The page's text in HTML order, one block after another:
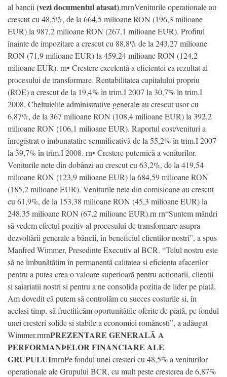
al bancii (vezi documentul atasat).rnrnVeniturile operationale au
crescut cu 48,5%, de la 664,5 milioane RON (196,3 milioane
EUR) la 987,2 milioane RON (267,1 milioane EUR). Profitul
înainte de impozitare a crescut cu 88,8% de la 243,27 milioane
RON (71,9 milioane EUR) la 459,24 milioane RON (124,2
milioane EUR). rn• Crestere excelentã a eficientei ca rezultat al
procesului de transformare. Rentabilitatea capitalului propriu
(ROE) a crescut de la 19,4% în trim.I 2007 la 30,7% în trim.I
2008. Cheltuielile administrative generale au crescut usor cu
6,87%, de la 367 milioane RON (108,4 milioane EUR) la 392,2
milioane RON (106,1 milioane EUR). Raportul cost/venituri a
înregistrat o imbunatatire semnificativã de la 55,2% în trim.I 2007
la 39,7% în trim.I 2008. rn• Crestere puternicã a veniturilor.
Veniturile nete din dobânzi au crescut cu 63,2%, de la 419,54
milioane RON (123,9 milioane EUR) la 684,59 milioane RON
(185,2 milioane EUR). Veniturile nete din comisioane au crescut
cu 61,9%, de la 153,38 milioane RON (45,3 milioane EUR) la
248,35 milioane RON (67,2 milioane EUR).rn rn“Suntem mândri
sã vedem efectul pozitiv al procesului de transformare asupra
dezvoltãrii generale a bãncii, în beneficiul clientilor nostri”, a spus
Manfred Wimmer, Presedinte Executiv al BCR. “Telul nostru este
sã ne îmbunãtãtim în permanentã calitatea si eficienta afacerilor
pentru a putea crea o valoare superioarã pentru actionarii, clientii
si saiariatii nostri si pentru a ne consolida pozitia de lider pe piatã.
Am dovedit cã putem sã controlãm cu succes costurile si, în
acelasi timp, sã fructificãm oportunitãtile oferite de piatã, pe fondul
unei cresteri solide si stabile a economiei românesti”, a adãugat
Wimmer.rnrnPREZENTARE GENERALÃ A
PERFORMANÞELOR FINANCIARE ALE
GRUPULUIrnrnPe fondul unei cresteri cu 48,5% a veniturilor
operationale ale Grupului BCR, cu mult peste cresterea de 6,87%